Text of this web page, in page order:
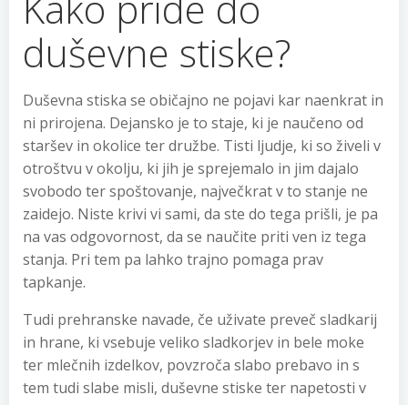
duševne stiske?
Duševna stiska se običajno ne pojavi kar naenkrat in
ni prirojena. Dejansko je to staje, ki je naučeno od
staršev in okolice ter družbe. Tisti ljudje, ki so živeli v
otroštvu v okolju, ki jih je sprejemalo in jim dajalo
svobodo ter spoštovanje, največkrat v to stanje ne
zaidejo. Niste krivi vi sami, da ste do tega prišli, je pa
na vas odgovornost, da se naučite priti ven iz tega
stanja. Pri tem pa lahko trajno pomaga prav
tapkanje.
Tudi prehranske navade, če uživate preveč sladkarij
in hrane, ki vsebuje veliko sladkorjev in bele moke
ter mlečnih izdelkov, povzroča slabo prebavo in s
tem tudi slabe misli, duševne stiske ter napetosti v